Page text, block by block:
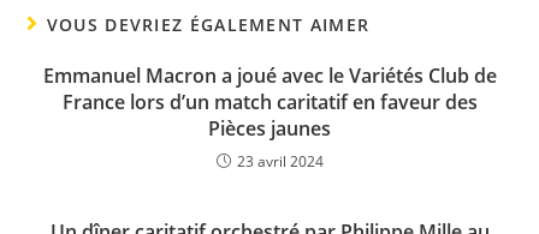
VOUS DEVRIEZ ÉGALEMENT AIMER
Emmanuel Macron a joué avec le Variétés Club de
France lors d’un match caritatif en faveur des
Pièces jaunes
23 avril 2024